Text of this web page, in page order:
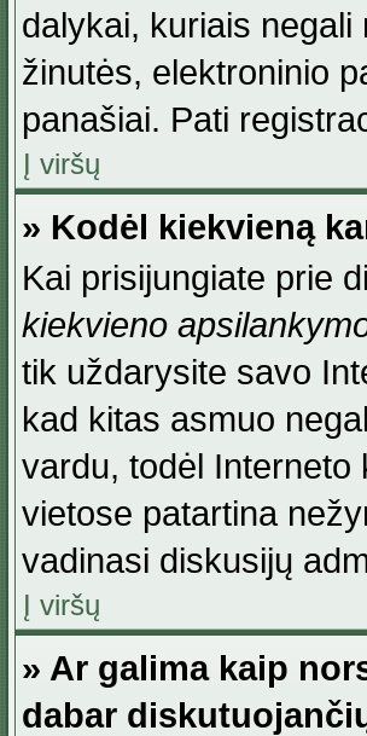
dalykai, kuriais
žinutės, elektroninio
panašiai. Pati
Į viršų
» Kodėl kiekvieną
Kai prisijungiate prie
kiekvieno
tik uždarysite savo
kad kitas asmuo
vardu, todėl Interneto
vietose patartina
vadinasi diskusijų
Į viršų
» Ar galima kaip
dabar